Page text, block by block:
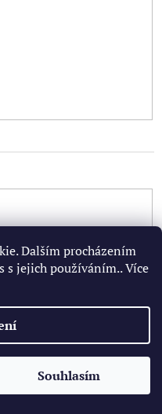
Dalším procházením
s jejich používáním.. Více
Souhlasím